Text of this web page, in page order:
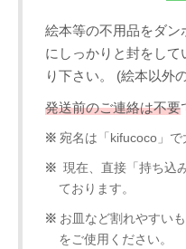
絵本等の不用品をダン
にしっかりと封をし
り下さい。 (絵本以外
発送前のご連絡は不要
宛名は「kifucoco」で
現在、直接「持ち込
ております。
お皿など割れやすい
をご使用ください。